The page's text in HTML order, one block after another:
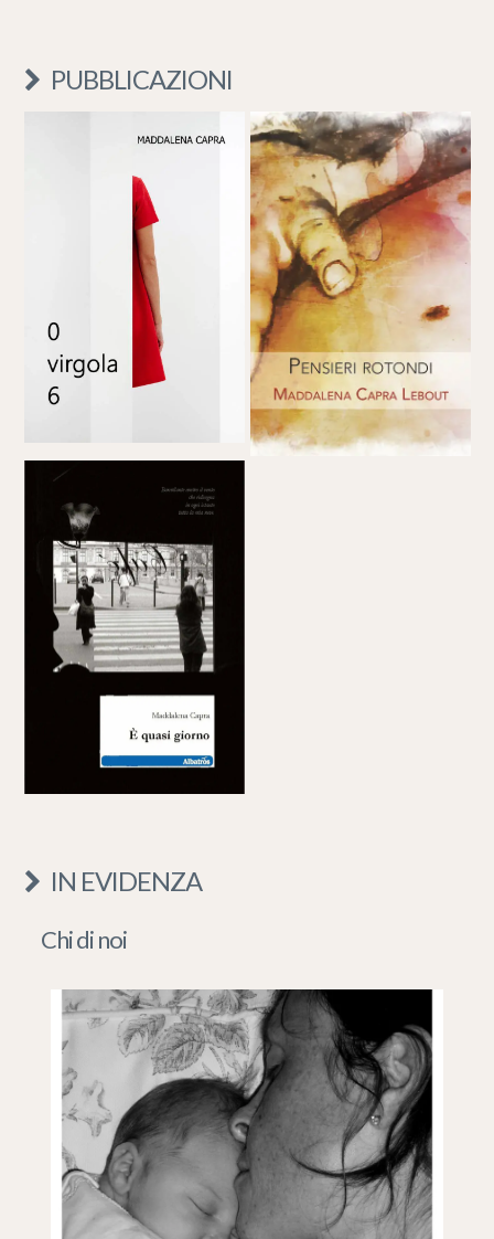
PUBBLICAZIONI
IN EVIDENZA
Chi di noi